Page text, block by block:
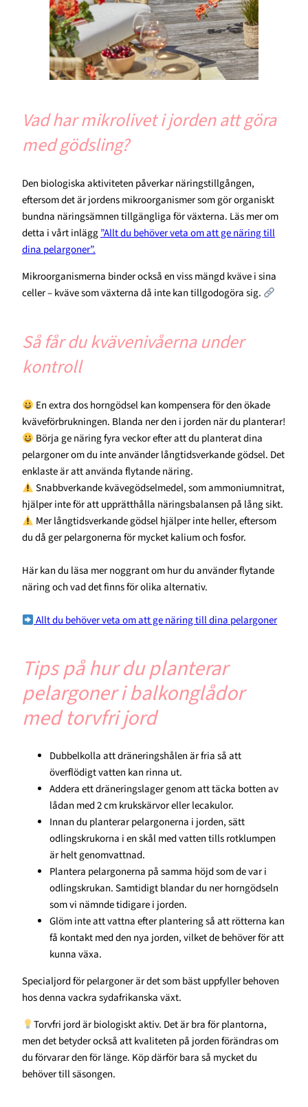
Vad har mikrolivet i jorden att göra
med gödsling?
Den biologiska aktiviteten påverkar näringstillgången,
eftersom det är jordens mikroorganismer som gör organiskt
bundna näringsämnen tillgängliga för växterna. Läs mer om
detta i vårt inlägg”Allt du behöver veta om att ge näring till
dina pelargoner”.
Mikroorganismerna binder också en viss mängd kväve i sina
celler – kväve som växterna då inte kan tillgodogöra sig.
Så får du kvävenivåerna under
kontroll
En extra dos horngödsel kan kompensera för den ökade
kväveförbrukningen. Blanda ner den i jorden när du planterar!
Börja ge näring fyra veckor efter att du planterat dina
pelargoner om du inte använder långtidsverkande gödsel. Det
enklaste är att använda flytande näring.
Snabbverkande kvävegödselmedel, som ammoniumnitrat,
hjälper inte för att upprätthålla näringsbalansen på lång sikt.
Mer långtidsverkande gödsel hjälper inte heller, eftersom
du då ger pelargonerna för mycket kalium och fosfor.
Här kan du läsa mer noggrant om hur du använder flytande
näring och vad det finns för olika alternativ.
Allt du behöver veta om att ge näring till dina pelargoner
Tips på hur du planterar
pelargoner i balkonglådor
med torvfri jord
Dubbelkolla att dräneringshålen är fria så att
överflödigt vatten kan rinna ut.
Addera ett dräneringslager genom att täcka botten av
lådan med 2 cm krukskärvor eller lecakulor.
Innan du planterar pelargonerna i jorden, sätt
odlingskrukorna i en skål med vatten tills rotklumpen
är helt genomvattnad.
Plantera pelargonerna på samma höjd som de var i
odlingskrukan. Samtidigt blandar du ner horngödseln
som vi nämnde tidigare i jorden.
Glöm inte att vattna efter plantering så att rötterna kan
få kontakt med den nya jorden, vilket de behöver för att
kunna växa.
Specialjord för pelargoner är det som bäst uppfyller behoven
hos denna vackra sydafrikanska växt.
Torvfri jord är biologiskt aktiv. Det är bra för plantorna,
men det betyder också att kvaliteten på jorden förändras om
du förvarar den för länge. Köp därför bara så mycket du
behöver till säsongen.